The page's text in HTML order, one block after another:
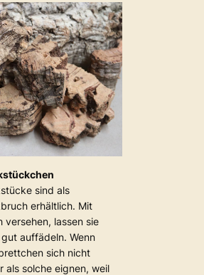
sind als
erhältlich. Mit
versehen, lassen sie
auffädeln. Wenn
sich nicht
als solche eignen, weil